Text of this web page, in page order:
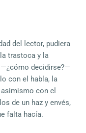
del lector, pudiera
trastoca y la
decidirse?—
con el habla, la
con el
de un haz y envés,
falta hacía.